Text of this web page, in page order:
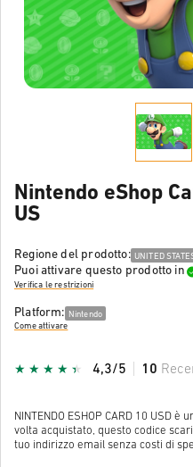
Nintendo eShop
US
Regione del prodotto: UNITED
Puoi attivare questo prodotto in
Verifica le restrizioni
Platform: Nintendo
Come attivare
4,3/5 10
NINTENDO ESHOP CARD 10 USD
volta acquistato, questo codice
tuo indirizzo email senza costi di